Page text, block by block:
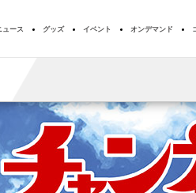
ュース グッズ イベント オンデマンド
相葉ヒロミのお困りですカー